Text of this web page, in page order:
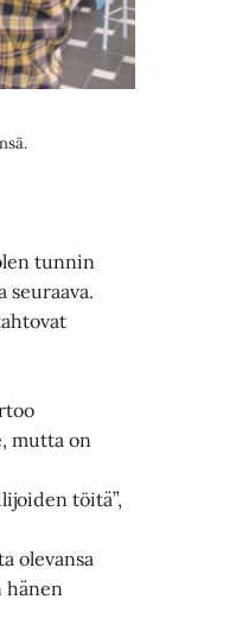
tunnin
seuraava.
mutta on
töitä”,
olevansa
hänen